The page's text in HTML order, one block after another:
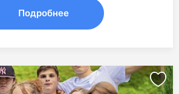
Подробнее